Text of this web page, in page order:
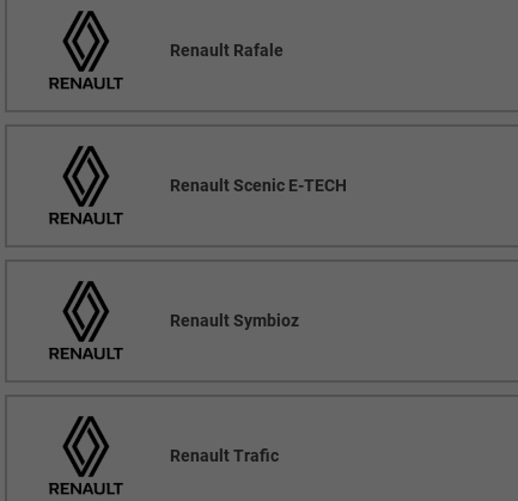
Renault Rafale
Renault Scenic E-TECH
Renault Symbioz
Renault Trafic